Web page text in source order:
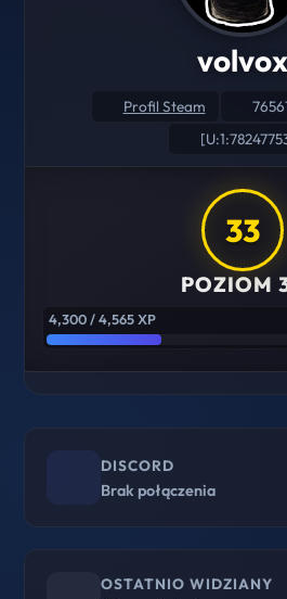
volvox
Profil Steam
33
POZIOM
4,300 / 4,565 XP
DISCORD
Brak połączenia
OSTATNIO WIDZIANY